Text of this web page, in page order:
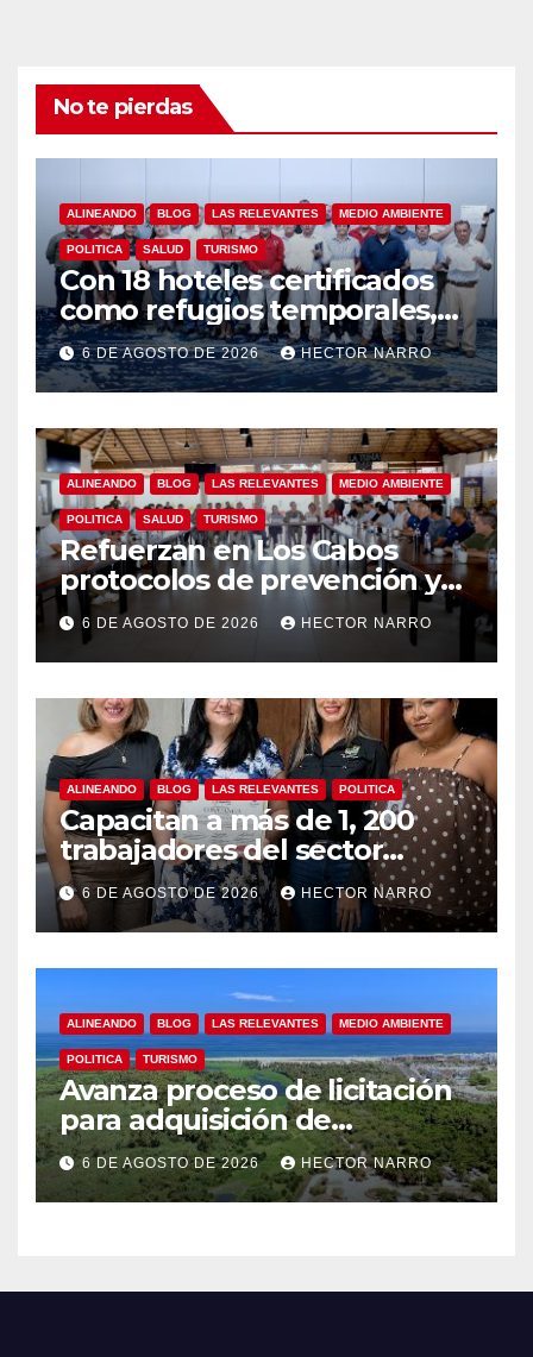
No te pierdas
ALINEANDO BLOG LAS RELEVANTES MEDIO AMBIENTE
POLITICA SALUD TURISMO
Con 18 hoteles certificados
como refugios temporales,
Gobierno de Los Cabos
refuerza la prevención y
garantiza un destino seguro
6 DE AGOSTO DE 2026 HECTOR NARRO
ALINEANDO BLOG LAS RELEVANTES MEDIO AMBIENTE
POLITICA SALUD TURISMO
Refuerzan en Los Cabos
protocolos de prevención y
rescate en playas ante oleaje
y temporada de ciclones
6 DE AGOSTO DE 2026 HECTOR NARRO
ALINEANDO BLOG LAS RELEVANTES POLITICA
Capacitan a más de 1, 200
trabajadores del sector
hotelero en derechos
humanos y respeto laboral
en Los Cabos
6 DE AGOSTO DE 2026 HECTOR NARRO
ALINEANDO BLOG LAS RELEVANTES MEDIO AMBIENTE
POLITICA TURISMO
Avanza proceso de licitación
para adquisición de
maquinaria del Plan de
Regeneración del Estero
Josefino
6 DE AGOSTO DE 2026 HECTOR NARRO